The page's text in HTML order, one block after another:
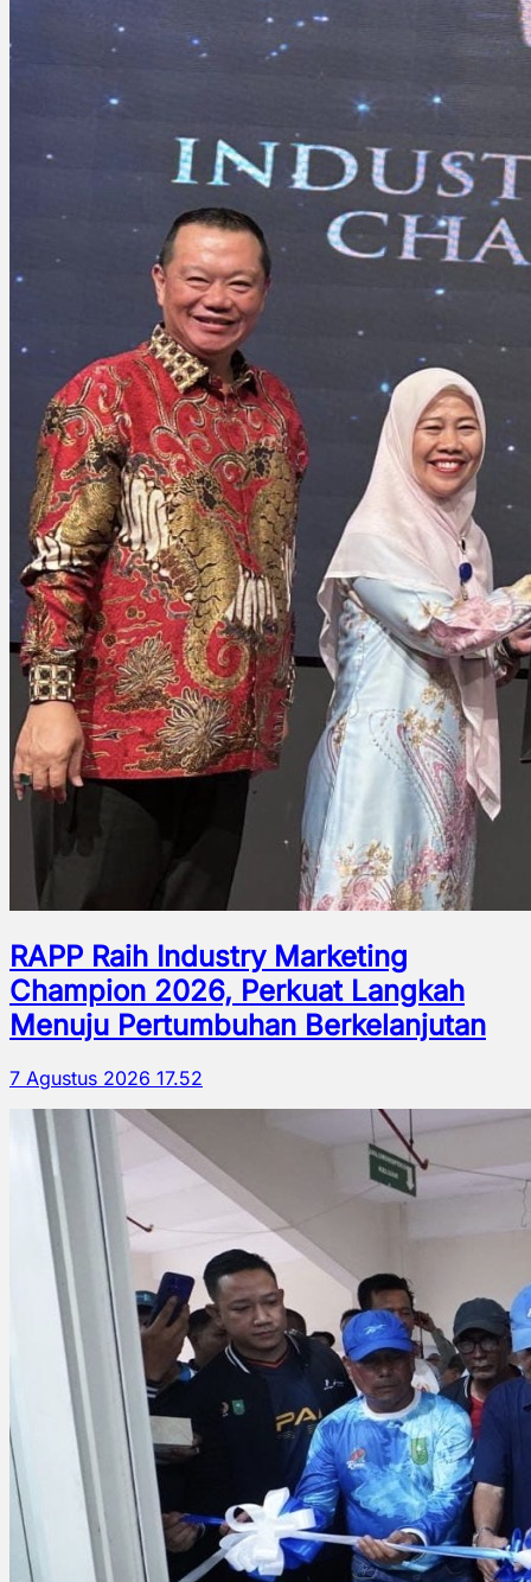
RAPP Raih Industry Marketing
Champion 2026, Perkuat Langkah
Menuju Pertumbuhan Berkelanjutan
7 Agustus 2026 17.52